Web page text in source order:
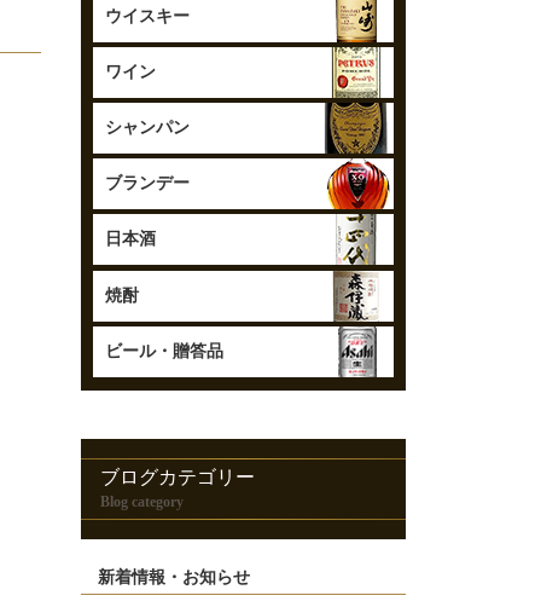
ウイスキー
ワイン
シャンパン
ブランデー
日本酒
焼酎
ビール・ 贈答品
ブログカテゴリー
Blog category
新着情報・お知らせ